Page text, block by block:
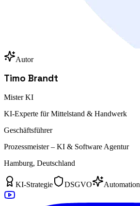
Autor
Timo Brandt
Mister KI
KI-Experte für Mittelstand & Handwerk
Geschäftsführer
Prozessmeister – KI & Software Agentur
Hamburg, Deutschland
KI-Strategie DSGVO Automation